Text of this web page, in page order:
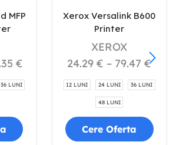
MFP
€
36 LUNI
Xerox Versalink B600
Printer
XEROX
24.29€ – 79.47€
12 LUNI 24 LUNI 36 LUNI
48 LUNI
Cere Oferta